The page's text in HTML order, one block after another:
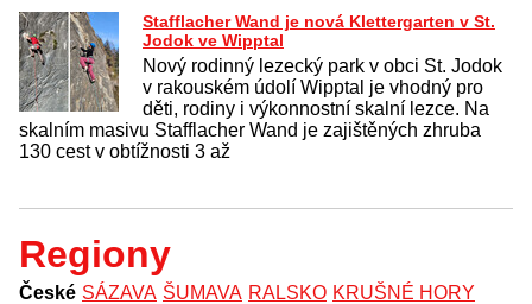
Stafflacher Wand je nová Klettergarten v St.
Jodok ve Wipptal
Nový rodinný lezecký park v obci St. Jodok
v rakouském údolí Wipptal je vhodný pro
děti, rodiny i výkonnostní skalní lezce. Na
skalním masivu Stafflacher Wand je zajištěných zhruba
130 cest v obtížnosti 3 až
Regiony
České SÁZAVA ŠUMAVA RALSKO KRUŠNÉ HORY